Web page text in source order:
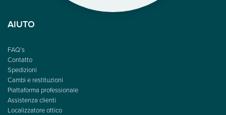
AIUTO
FAQ’s
Contatto
Spedizioni
Cambi e restituzioni
Piattaforma professionale
Assistenza clienti
Localizzatore ottico